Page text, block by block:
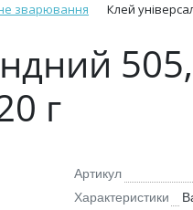
зварювання Клей
г
Артикул
Характеристики